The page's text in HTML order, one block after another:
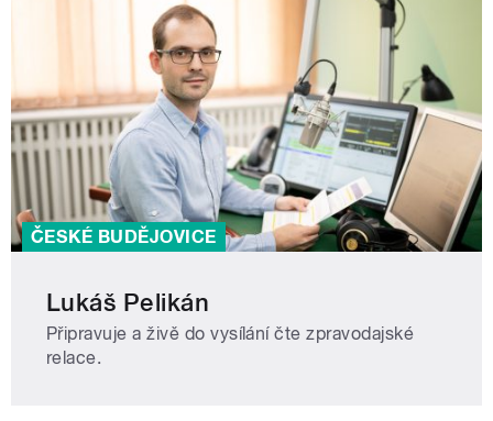
ČESKÉ BUDĚJOVICE
Lukáš Pelikán
Připravuje a živě do vysílání čte zpravodajské
relace.